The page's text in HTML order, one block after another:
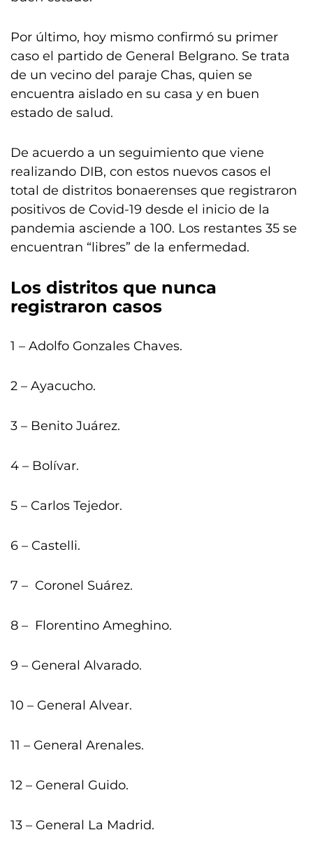
Por último, hoy mismo confirmó su primer
caso el partido de General Belgrano. Se trata
de un vecino del paraje Chas, quien se
encuentra aislado en su casa y en buen
estado de salud.
De acuerdo a un seguimiento que viene
realizando DIB, con estos nuevos casos el
total de distritos bonaerenses que registraron
positivos de Covid-19 desde el inicio de la
pandemia asciende a 100. Los restantes 35 se
encuentran “libres” de la enfermedad.
Los distritos que nunca
registraron casos
1 – Adolfo Gonzales Chaves.
2 – Ayacucho.
3 – Benito Juárez.
4 – Bolívar.
5 – Carlos Tejedor.
6 – Castelli.
7 – Coronel Suárez.
8 – Florentino Ameghino.
9 – General Alvarado.
10 – General Alvear.
11 – General Arenales.
12 – General Guido.
13 – General La Madrid.